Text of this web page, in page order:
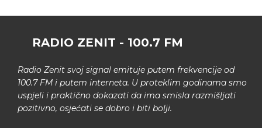
RADIO ZENIT - 100.7 FM
Radio Zenit svoj signal emituje putem frekvencije od
100.7 FM i putem interneta. U proteklim godinama smo
uspjeli i praktično dokazati da ima smisla razmišljati
pozitivno, osjećati se dobro i biti bolji.